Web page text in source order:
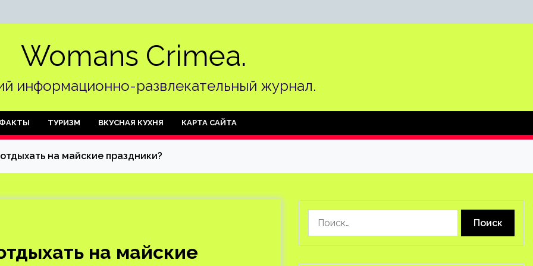
Womans Crimea.
информационно-развлекательный журнал.
ФАКТЫ ТУРИЗМ ВКУСНАЯ КУХНЯ КАРТА САЙТА
на майские праздники?
на майские